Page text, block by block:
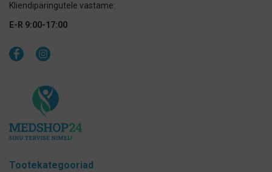
Kliendipäringutele vastame:
E-R 9:00-17:00
Tootekategooriad